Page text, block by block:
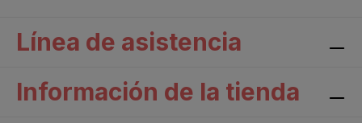
Línea de asistencia
Información de la tienda